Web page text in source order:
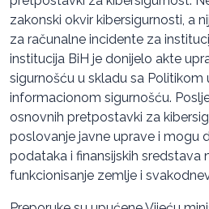
zakonski okvir kibersigurnosti, a
za računalne incidente za
institucija BiH je donijelo akte
sigurnošću u skladu sa Politikom
informacionom sigurnošću.
osnovnih pretpostavki za
poslovanje javne uprave i mogu
podataka i finansijskih sredstava
funkcionisanje zemlje i